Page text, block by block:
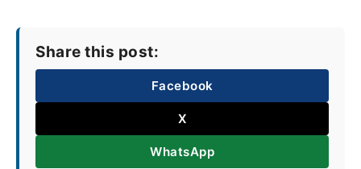
Share this post:
Facebook
X
WhatsApp